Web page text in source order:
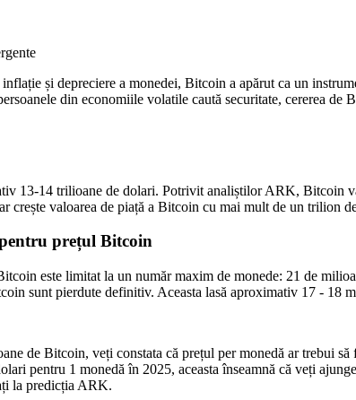
și depreciere a monedei, Bitcoin a apărut ca un
din economiile volatile caută securitate, cererea de
13-14 trilioane de dolari. Potrivit analiștilor ARK, Bitcoin
crește valoarea de piață a Bitcoin cu mai mult de un trilion
prețul Bitcoin
este limitat la un număr maxim de monede: 21 de
sunt pierdute definitiv. Aceasta lasă aproximativ 17 - 18
de Bitcoin, veți constata că prețul per monedă ar trebui
pentru 1 monedă în 2025, aceasta înseamnă că veți
la predicția ARK.